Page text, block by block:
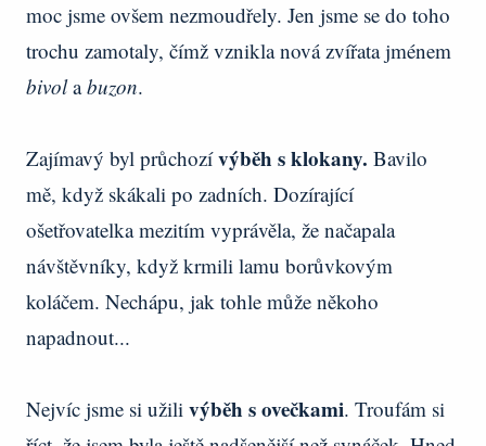
moc jsme ovšem nezmoudřely. Jen jsme se do toho
trochu zamotaly, čímž vznikla nová zvířata jménem
bivolabuzon.
Zajímavý byl průchozívýběh s klokany. Bavilo
mě, když skákali po zadních. Dozírající
ošetřovatelka mezitím vyprávěla, že načapala
návštěvníky, když krmili lamu borůvkovým
koláčem. Nechápu, jak tohle může někoho
napadnout...
Nejvíc jsme si užili výběh s ovečkami. Troufám si